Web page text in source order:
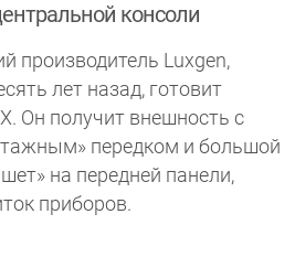
консоли
производитель Luxgen,
лет назад, готовит
Он получит внешность с
передком и большой
на передней панели,
приборов.